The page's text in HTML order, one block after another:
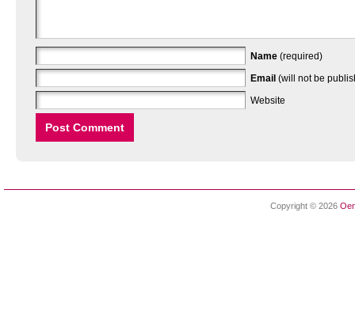
Name (required)
Email (will not be
Website
Copyright © 2026